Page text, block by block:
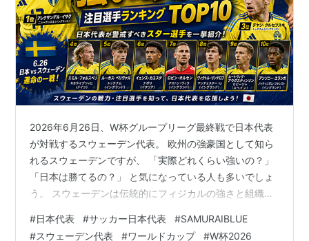
2026年6月26日、W杯グループリーグ最終戦で日本代表
が対戦するスウェーデン代表。 欧州の強豪国として知ら
れるスウェーデンですが、 「実際どれくらい強いの？」
「日本は勝てるの？」 と気になっている人も多いでしょ
う。 スウェーデンは伝統的にフィジカルの強さと組織力
撃力も大幅に向上しています。 今回は、日本代表が特に
#日本代表 #サッカー日本代表 #SAMURAIBLUE
#スウェーデン代表 #ワールドカップ #W杯2026